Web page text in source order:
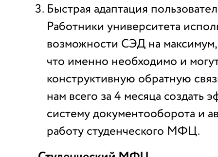
Быстрая адаптация
Работники университета
возможности СЭД на
что именно необходимо и
конструктивную обратную
нам всего за 4 месяца создать
систему документооборота и
работу студенческого МФЦ.